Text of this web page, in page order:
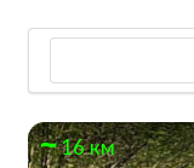
16 км